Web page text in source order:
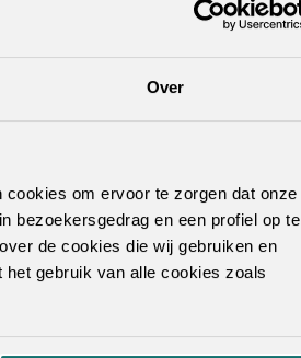
Over
om ervoor te zorgen dat onze
bezoekersgedrag en een profiel op te
de cookies die wij gebruiken en
het gebruik van alle cookies zoals